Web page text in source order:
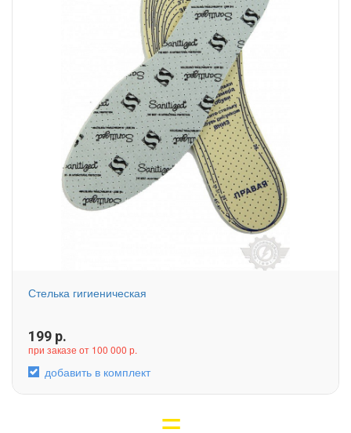
Стелька гигиеническая
199 р.
при заказе от 100 000 р.
добавить в комплект